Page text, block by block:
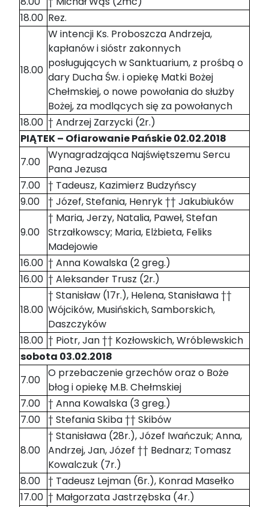
18.00 Rez.
18.00
W intencji Ks. Proboszcza Andrzeja,
kapłanów i sióstr zakonnych
posługujących w Sanktuarium, z prośbą o
dary Ducha Św. i opiekę Matki Bożej
Chełmskiej, o nowe powołania do służby
Bożej, za modlących się za powołanych
18.00 † Andrzej Zarzycki (2r.)
PIĄTEK – Ofiarowanie Pańskie 02.02.2018
7.00
Wynagradzająca Najświętszemu Sercu
Pana Jezusa
7.00 † Tadeusz, Kazimierz Budzyńscy
9.00
† Józef, Stefania, Henryk †† Jakubiuków
9.00
† Maria, Jerzy, Natalia, Paweł, Stefan
Strzałkowscy; Maria, Elżbieta, Feliks
Madejowie
16.00 † Anna Kowalska (2 greg.)
16.00 † Aleksander Trusz (2r.)
18.00
† Stanisław (17r.), Helena, Stanisława ††
Wójcików, Musińskich, Samborskich,
Daszczyków
18.00 † Piotr, Jan †† Kozłowskich, Wróblewskich
sobota 03.02.2018
7.00
O przebaczenie grzechów oraz o Boże
błog i opiekę M.B. Chełmskiej
7.00 † Anna Kowalska (3 greg.)
7.00 † Stefania Skiba †† Skibów
8.00
† Stanisława (28r.), Józef Iwańczuk; Anna,
Andrzej, Jan, Józef †† Bednarz; Tomasz
Kowalczuk (7r.)
8.00 † Tadeusz Lejman (6r.), Konrad Masełko
17.00 † Małgorzata Jastrzębska (4r.)